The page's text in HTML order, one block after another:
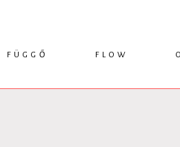
FÜGGŐ
KRITIKA
FLOW
INTERJÚ